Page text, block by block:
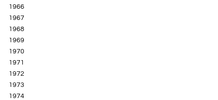
1966
1967
1968
1969
1970
1971
1972
1973
1974